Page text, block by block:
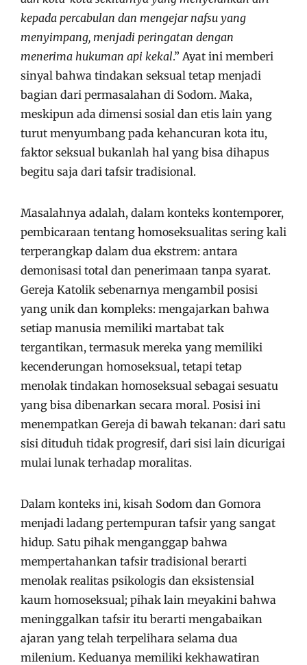
kepada percabulan dan mengejar nafsu yang
menyimpang, menjadi peringatan dengan
menerima hukuman api kekal.” Ayat ini memberi
sinyal bahwa tindakan seksual tetap menjadi
bagian dari permasalahan di Sodom. Maka,
meskipun ada dimensi sosial dan etis lain yang
turut menyumbang pada kehancuran kota itu,
faktor seksual bukanlah hal yang bisa dihapus
begitu saja dari tafsir tradisional.
Masalahnya adalah, dalam konteks kontemporer,
pembicaraan tentang homoseksualitas sering kali
terperangkap dalam dua ekstrem: antara
demonisasi total dan penerimaan tanpa syarat.
Gereja Katolik sebenarnya mengambil posisi
yang unik dan kompleks: mengajarkan bahwa
setiap manusia memiliki martabat tak
tergantikan, termasuk mereka yang memiliki
kecenderungan homoseksual, tetapi tetap
menolak tindakan homoseksual sebagai sesuatu
yang bisa dibenarkan secara moral. Posisi ini
menempatkan Gereja di bawah tekanan: dari satu
sisi dituduh tidak progresif, dari sisi lain dicurigai
mulai lunak terhadap moralitas.
Dalam konteks ini, kisah Sodom dan Gomora
menjadi ladang pertempuran tafsir yang sangat
hidup. Satu pihak menganggap bahwa
mempertahankan tafsir tradisional berarti
menolak realitas psikologis dan eksistensial
kaum homoseksual; pihak lain meyakini bahwa
meninggalkan tafsir itu berarti mengabaikan
ajaran yang telah terpelihara selama dua
milenium. Keduanya memiliki kekhawatiran